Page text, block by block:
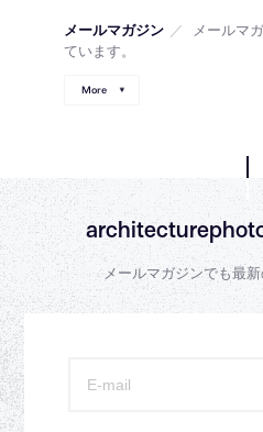
メールマガジン ／
メールマ
ています。
More
メールマガジンでも最